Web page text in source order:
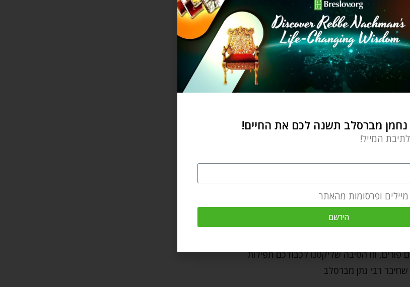
יהודית⬦פורים
תלבשו בגדי מלכות!
by מרץ 9, 2025
הציל אותנו מהמזימה המרושעת של
מרבי נתן
פורים, וזו הסיבה שליקטנו לכבודכם תפילות
שחיבר רבי נתן מברסלב
מברסלב תשנה לכם את החיים!
המייל!
ופרסומות מהאתר
הירשם